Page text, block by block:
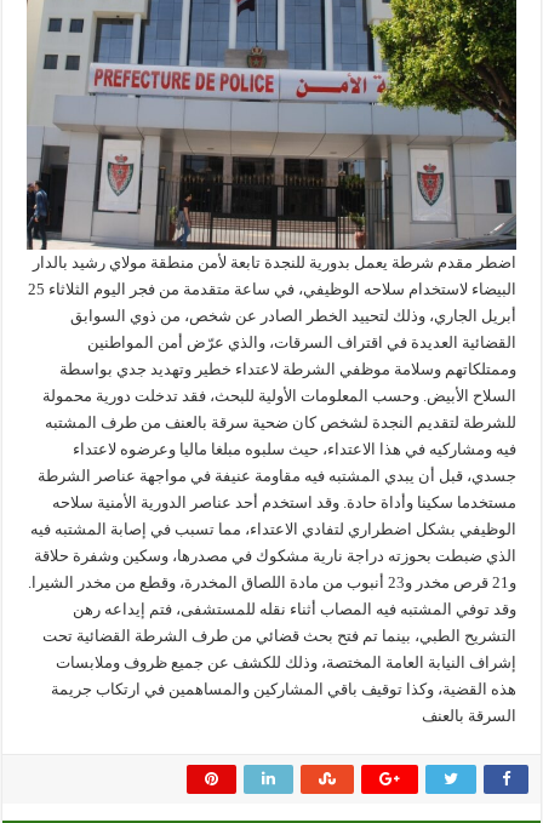
اضطر مقدم شرطة يعمل بدورية للنجدة تابعة لأمن منطقة مولاي رشيد بالدار
البيضاء لاستخدام سلاحه الوظيفي، في ساعة متقدمة من فجر اليوم الثلاثاء 25
أبريل الجاري، وذلك لتحييد الخطر الصادر عن شخص، من ذوي السوابق
القضائية العديدة في اقتراف السرقات، والذي عرّض أمن المواطنين
وممتلكاتهم وسلامة موظفي الشرطة لاعتداء خطير وتهديد جدي بواسطة
السلاح الأبيض. وحسب المعلومات الأولية للبحث، فقد تدخلت دورية محمولة
للشرطة لتقديم النجدة لشخص كان ضحية سرقة بالعنف من طرف المشتبه
فيه ومشاركيه في هذا الاعتداء، حيث سلبوه مبلغا ماليا وعرضوه لاعتداء
جسدي، قبل أن يبدي المشتبه فيه مقاومة عنيفة في مواجهة عناصر الشرطة
مستخدما سكينا وأداة حادة. وقد استخدم أحد عناصر الدورية الأمنية سلاحه
الوظيفي بشكل اضطراري لتفادي الاعتداء، مما تسبب في إصابة المشتبه فيه
الذي ضبطت بحوزته دراجة نارية مشكوك في مصدرها، وسكين وشفرة حلاقة
و21 قرص مخدر و23 أنبوب من مادة اللصاق المخدرة، وقطع من مخدر الشيرا.
وقد توفي المشتبه فيه المصاب أثناء نقله للمستشفى، فتم إيداعه رهن
التشريح الطبي، بينما تم فتح بحث قضائي من طرف الشرطة القضائية تحت
إشراف النيابة العامة المختصة، وذلك للكشف عن جميع ظروف وملابسات
هذه القضية، وكذا توقيف باقي المشاركين والمساهمين في ارتكاب جريمة
السرقة بالعنف